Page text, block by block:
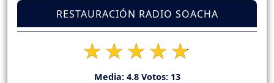
RESTAURACIÓN RADIO SOACHA
Media: 4.8Votos: 13